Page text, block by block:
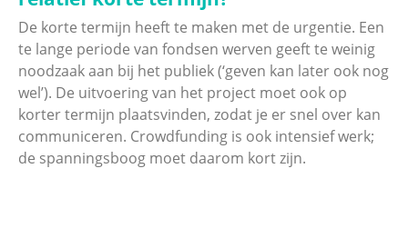
De korte termijn heeft te maken met de urgentie. Een
te lange periode van fondsen werven geeft te weinig
noodzaak aan bij het publiek (‘geven kan later ook nog
wel’). De uitvoering van het project moet ook op
korter termijn plaatsvinden, zodat je er snel over kan
communiceren. Crowdfunding is ook intensief werk;
de spanningsboog moet daarom kort zijn.